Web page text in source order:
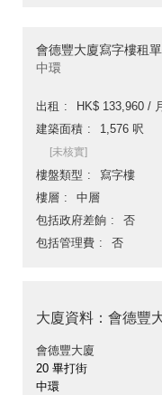
會德豐大廈寫字樓租
中環
出租
HK$ 133,960 /
建築面積
1,576 呎
[未核實]
樓盤類型
寫字樓
樓層
中層
包括政府差餉
否
包括管理費
否
大廈資料：會德豐
會德豐大廈
20 畢打街
中環